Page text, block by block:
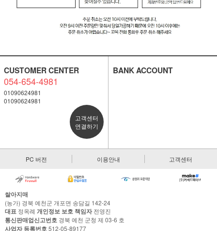
CUSTOMER CENTER
054-654-4981
01090624981
01090624981
고객센터
연결하기
BANK ACCOUNT
PC 버전 이용안내 고객센터
쌀아지매
(농가) 경북 예천군 개포면 송담길 142-24
대표 정옥례 개인정보 보호 책임자전영진
통신판매업신고번호 경북 예천 군청 제 03-6 호
사업자 등록번호512-05-89177